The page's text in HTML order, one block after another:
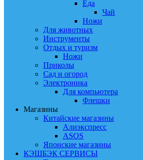
Еда
Чай
Ножи
Для животных
Инструменты
Отдых и туризм
Ножи
Приколы
Сад и огород
Электроника
Для компьютера
Флешки
Магазины
Китайские магазины
Алиэкспресс
ASOS
Японские магазины
КЭШБЭК СЕРВИСЫ